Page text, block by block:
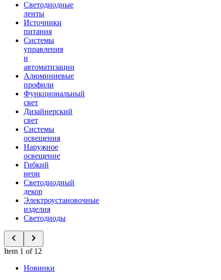
Светодиодные
ленты
Источники
питания
Системы
управления
и
автоматизации
Алюминиевые
профили
Функциональный
свет
Дизайнерский
свет
Системы
освещения
Наружное
освещение
Гибкий
неон
Светодиодный
декор
Электроустановочные
изделия
Светодиоды
Item 1 of 12
Новинки